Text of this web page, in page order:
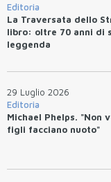
Editoria
La Traversata dello
libro: oltre 70 anni di
leggenda
29 Luglio 2026
Editoria
Michael Phelps. "Non
figli facciano nuoto"